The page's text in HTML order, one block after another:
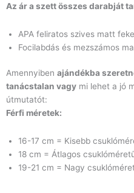
Az ár a szett összes darabját
APA feliratos szives matt
Focilabdás és mezszámos
Amennyiben ajándékba
tanácstalan vagy mi lehet a jó
útmutatót:
Férfi méretek:
16-17 cm = Kisebb
18 cm = Átlagos
19-21 cm = Nagy